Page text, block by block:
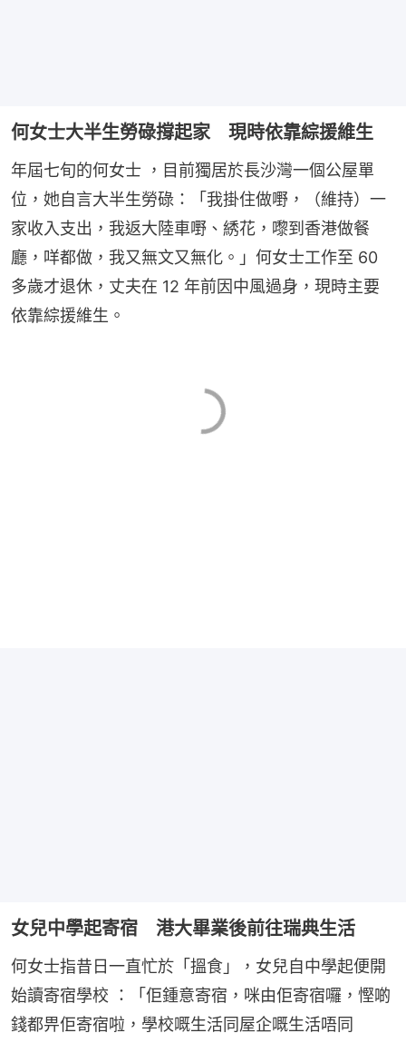
何女士大半生勞碌撐起家 現時依靠綜援維生
年屆七旬的何女士 ，目前獨居於長沙灣一個公屋單
位，她自言大半生勞碌：「我掛住做嘢，（維持）一
家收入支出，我返大陸車嘢、綉花，嚟到香港做餐
廳，咩都做，我又無文又無化。」何女士工作至 60
多歲才退休，丈夫在 12 年前因中風過身，現時主要
依靠綜援維生。
女兒中學起寄宿 港大畢業後前往瑞典生活
何女士指昔日一直忙於「搵食」，女兒自中學起便開
始讀寄宿學校 ：「佢鍾意寄宿，咪由佢寄宿囉，慳啲
錢都畀佢寄宿啦，學校嘅生活同屋企嘅生活唔同